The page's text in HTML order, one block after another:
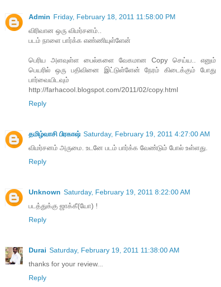
Admin Friday, February 18, 2011 11:58:00 PM
விரிவான ஒரு விமர்சனம்..
படம் நாளை பார்க்க எண்ணியுள்ளேன்
பெரிய அளவுள்ள பைல்களை வேகமான Copy செய்ய.. எனும்
பெயரில் ஒரு பதிவினை இட்டுள்ளேன் நேரம் கிடைக்கும் போது
பார்வையிடவும்
http://farhacool.blogspot.com/2011/02/copy.html
Reply
தமிழ்வாசி பிரகாஷ் Saturday, February 19, 2011 4:27:00 AM
விமர்சனம் அருமை. உடனே படம் பார்க்க வேண்டும் போல் உள்ளது.
Reply
Unknown Saturday, February 19, 2011 8:22:00 AM
படத்துக்கு ஜாக்கீ(யோ) !
Reply
Durai Saturday, February 19, 2011 11:38:00 AM
thanks for your review...
Reply